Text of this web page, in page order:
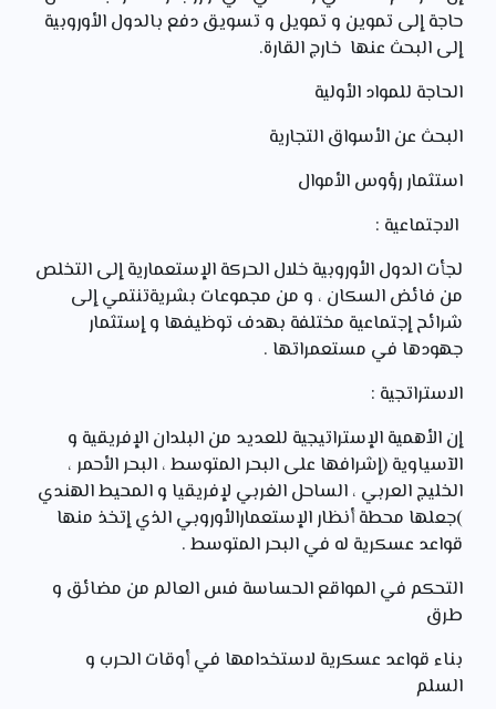
حاجة إلى تموين و تمويل و تسويق دفع بالدول الأوروبية
إلى البحث عنها خارج القارة.
الحاجة للمواد الأولية
البحث عن الأسواق التجارية
استثمار رؤوس الأموال
الاجتماعية :
لجأت الدول الأوروبية خلال الحركة الإستعمارية إلى التخلص
من فائض السكان ، و من مجموعات بشريةتنتمي إلى
شرائح إجتماعية مختلفة بهدف توظيفها و إستثمار
جهودها في مستعمراتها .
الاستراتجية :
إن الأهمية الإستراتيجية للعديد من البلدان الإفريقية و
الآسياوية (إشرافها على البحر المتوسط ، البحر الأحمر ،
الخليج العربي ، الساحل الغربي لإفريقيا و المحيط الهندي
)جعلها محطة أنظار الإستعمارالأوروبي الذي إتخذ منها
قواعد عسكرية له في البحر المتوسط .
التحكم في المواقع الحساسة فس العالم من مضائق و
طرق
بناء قواعد عسكرية لاستخدامها في أوقات الحرب و
السلم